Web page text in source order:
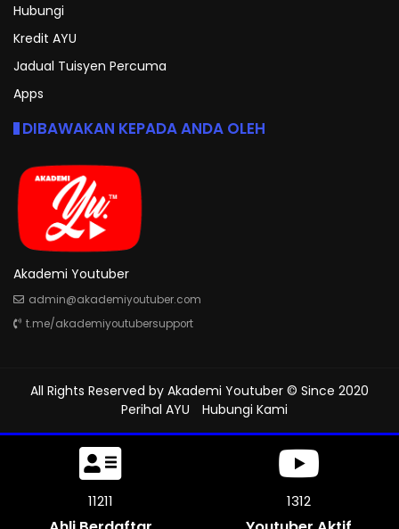
Hubungi
Kredit AYU
Jadual Tuisyen Percuma
Apps
DIBAWAKAN KEPADA ANDA OLEH
Akademi Youtuber
admin@akademiyoutuber.com
t.me/akademiyoutubersupport
All Rights Reserved by Akademi Youtuber © Since 2020
Perihal AYU
Hubungi Kami
11500 1312